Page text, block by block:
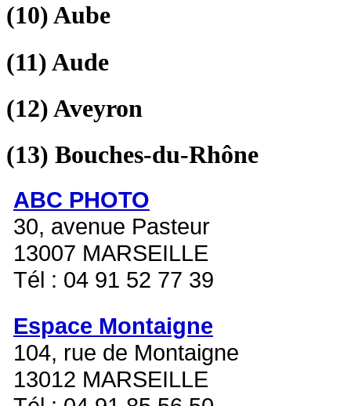
(10)Aube
(11)Aude
(12)Aveyron
(13) Bouches-du-Rhône
ABC PHOTO
30, avenue Pasteur
13007 MARSEILLE
Tél : 04 91 52 77 39
Espace Montaigne
104, rue de Montaigne
13012 MARSEILLE